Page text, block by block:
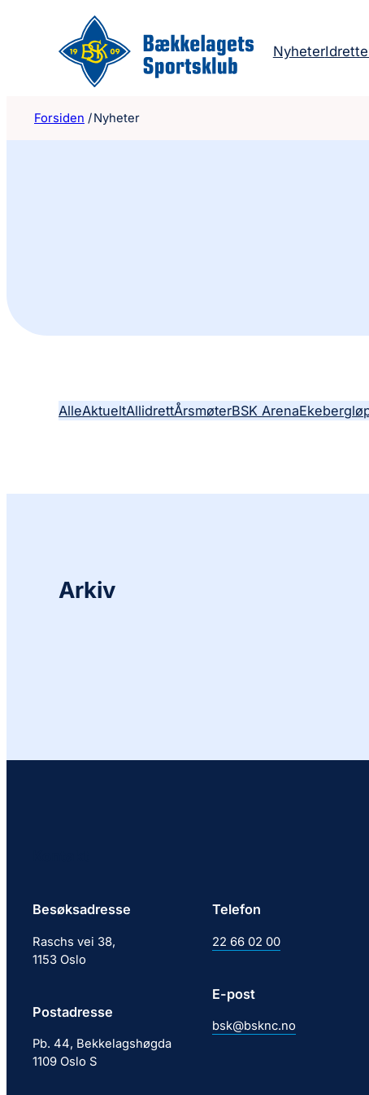
Nyheter
Forsiden /Nyheter
AlleAktueltAllidrettÅrsmøterBSK Arena
Arkiv
Besøksadresse
Raschs vei 38,
1153 Oslo
Postadresse
Pb. 44, Bekkelagshøgda
1109 Oslo S
Telefon
22 66 02 00
E-post
bsk@bsknc.no